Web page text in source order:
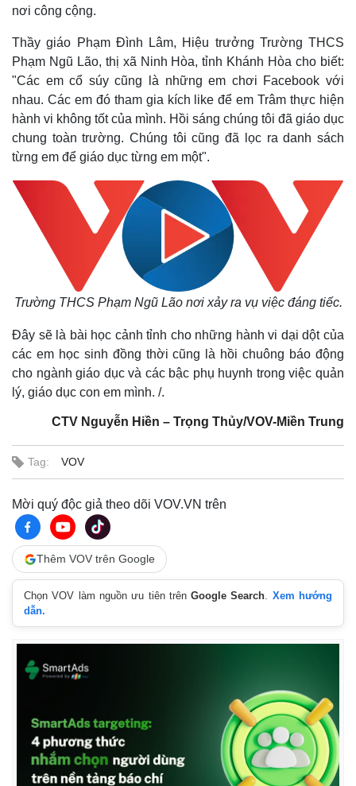
Thế giới
Quan sát
Cuộc sống đó đây
Hồ sơ
Multimedia
Video
E-Magazine
Infographic
nơi công cộng.
Thầy giáo Phạm Đình Lâm, Hiệu trưởng Trường THCS
Phạm Ngũ Lão, thị xã Ninh Hòa, tỉnh Khánh Hòa cho biết:
"Các em cổ súy cũng là những em chơi Facebook với
nhau. Các em đó tham gia kích like để em Trâm thực hiện
hành vi không tốt của mình. Hồi sáng chúng tôi đã giáo dục
chung toàn trường. Chúng tôi cũng đã lọc ra danh sách
từng em để giáo dục từng em một".
Trường THCS Phạm Ngũ Lão nơi xảy ra vụ việc đáng tiếc.
Đây sẽ là bài học cảnh tỉnh cho những hành vi dại dột của
các em học sinh đồng thời cũng là hồi chuông báo động
cho ngành giáo dục và các bậc phụ huynh trong việc quản
lý, giáo dục con em mình. /.
CTV Nguyễn Hiền – Trọng Thủy/VOV-Miền Trung
Tag: VOV
Mời quý độc giả theo dõi VOV.VN trên
Thêm VOV trên Google
Chọn VOV làm nguồn ưu tiên trênGoogle Search. Xem hướng
dẫn.